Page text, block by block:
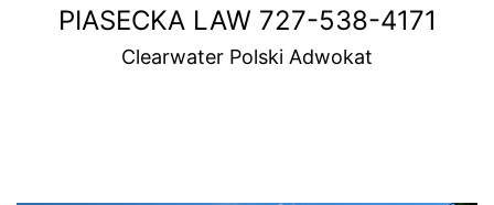
PIASECKA LAW 727-538-4171
Clearwater Polski Adwokat